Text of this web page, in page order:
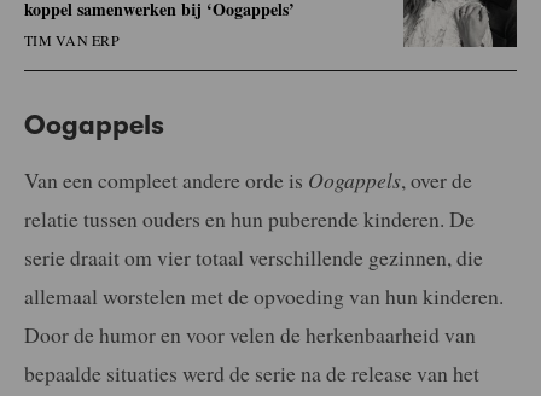
koppel samenwerken bij ‘Oogappels’
TIM VAN ERP
Oogappels
Van een compleet andere orde is Oogappels, over de
relatie tussen ouders en hun puberende kinderen. De
serie draait om vier totaal verschillende gezinnen, die
allemaal worstelen met de opvoeding van hun kinderen.
Door de humor en voor velen de herkenbaarheid van
bepaalde situaties werd de serie na de release van het